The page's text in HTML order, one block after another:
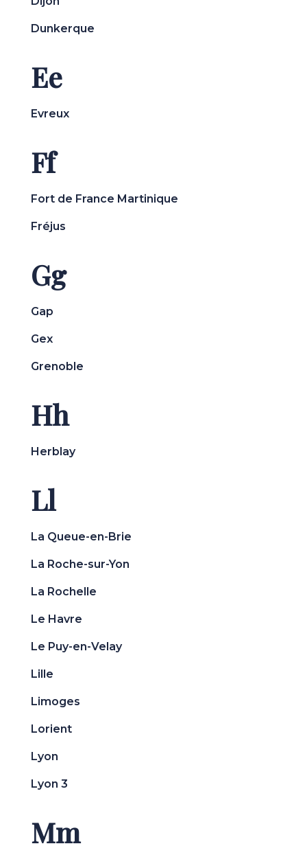
Dunkerque
Ee
Evreux
Ff
Fort de France Martinique
Fréjus
Gg
Gap
Gex
Grenoble
Hh
Herblay
Ll
La Queue-en-Brie
La Roche-sur-Yon
La Rochelle
Le Havre
Le Puy-en-Velay
Lille
Limoges
Lorient
Lyon
Lyon 3
Mm